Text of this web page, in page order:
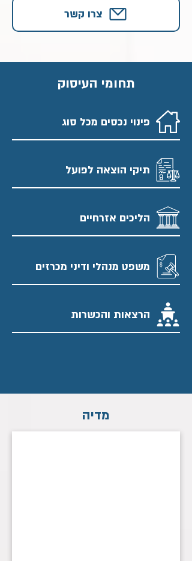
צרו קשר
תחומי העיסוק
פינוי נכסים מכל סוג
תיקי הוצאה לפועל
הליכים אזרחיים
משפט מנהלי ודיני מכרזים
הרצאות והכשרות
מדיה